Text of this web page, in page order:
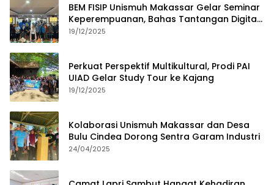
BEM FISIP Unismuh Makassar Gelar Seminar
Keperempuanan, Bahas Tantangan Digital
dan Budaya Lokal
19/12/2025
Perkuat Perspektif Multikultural, Prodi PAI
UIAD Gelar Study Tour ke Kajang
19/12/2025
Kolaborasi Unismuh Makassar dan Desa
Bulu Cindea Dorong Sentra Garam Industri
24/04/2025